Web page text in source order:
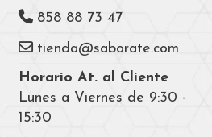
858 88 73 47
tienda@saborate.com
Horario At. al Cliente
Lunes a Viernes de 9:30 -
15:30